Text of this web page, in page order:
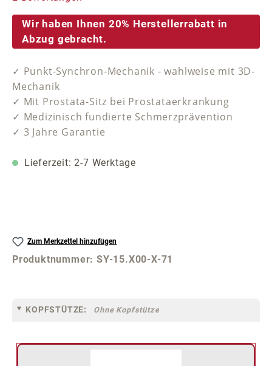
Wir haben Ihnen 20% Herstellerrabatt in
Abzug gebracht.
✓ Punkt-Synchron-Mechanik - wahlweise mit 3D-
Mechanik
✓ Mit Prostata-Sitz bei Prostataerkrankung
✓ Medizinisch fundierte Schmerzprävention
✓ 3 Jahre Garantie
Lieferzeit: 2-7 Werktage
Zum Merkzettel hinzufügen
Produktnummer:SY-15.X00-X-71
KOPFSTÜTZE: Ohne Kopfstütze